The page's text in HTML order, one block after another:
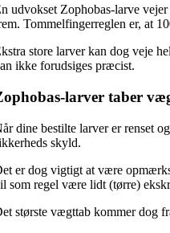
udvokset Zophobas-larve
Tommelfingerreglen er, at
store larver kan dog veje
ikke forudsiges præcist.
larver taber
dine bestilte larver er renset
skyld.
er dog vigtigt at være
som regel være lidt (tørre)
største vægttab kommer dog